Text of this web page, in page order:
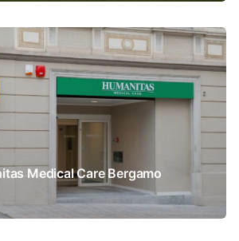
Medical Care Bergamo